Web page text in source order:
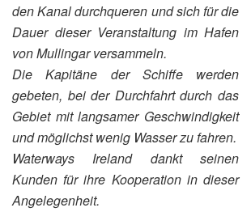
den Kanal durchqueren und sich für die
Dauer dieser Veranstaltung im Hafen
von Mullingar versammeln.
Die Kapitäne der Schiffe werden
gebeten, bei der Durchfahrt durch das
Gebiet mit langsamer Geschwindigkeit
und möglichst wenig Wasser zu fahren.
Waterways Ireland dankt seinen
Kunden für ihre Kooperation in dieser
Angelegenheit.